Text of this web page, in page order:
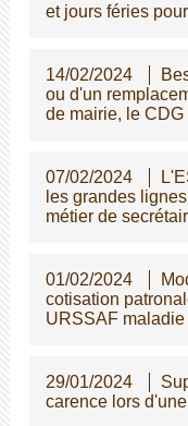
et jours féries
14/02/2024
ou d'un
de mairie, le
07/02/2024
les grandes
métier de
01/02/2024
cotisation
URSSAF
29/01/2024
carence lors